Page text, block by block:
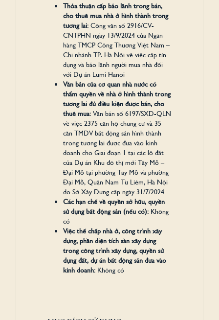
Thỏa thuận cấp bảo lãnh trong bán,
cho thuê mua nhà ở hình thành trong
tương lai: Công văn số 2916/CV-
CNTPHN ngày 13/9/2024 của Ngân
hàng TMCP Công Thương Việt Nam –
Chi nhánh TP. Hà Nội về việc cấp tín
dụng và bảo lãnh người mua nhà đối
với Dự án Lumi Hanoi
Văn bản của cơ quan nhà nước có
thẩm quyền về nhà ở hình thành trong
tương lai đủ điều kiện được bán, cho
thuê mua: Văn bản số 6197/SXD-QLN
về việc 2375 căn hộ chung cư và 35
căn TMDV bất động sản hình thành
trong tương lai được đưa vào kinh
doanh cho Giai đoạn 1 tại các lô đất
của Dự án Khu đô thị mới Tây Mỗ –
Đại Mỗ tại phường Tây Mỗ và phường
Đại Mỗ, Quận Nam Từ Liêm, Hà Nội
do Sở Xây Dựng cấp ngày 31/7/2024
Các hạn chế về quyền sở hữu, quyền
sử dụng bất động sản (nếu có): Không
có
Việc thế chấp nhà ở, công trình xây
dựng, phần diện tích sàn xây dựng
trong công trình xây dựng, quyền sử
dụng đất, dự án bất động sản đưa vào
kinh doanh: Không có